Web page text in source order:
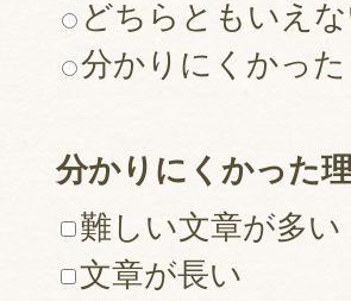
どちらともいえ
分かりにくかった
分かりにくかった
難しい文章が多い
文章が長い